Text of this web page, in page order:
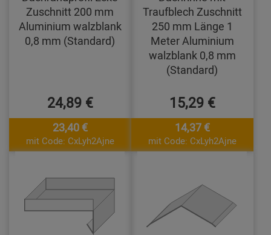
Zuschnitt 200 mm
Aluminium walzblank
0,8 mm (Standard)
24,89 €
23,40 €
mit Code: CxLyh2Ajne
Traufblech Zuschnitt
250 mm Länge 1
Meter Aluminium
walzblank 0,8 mm
(Standard)
15,29 €
14,37 €
mit Code: CxLyh2Ajne